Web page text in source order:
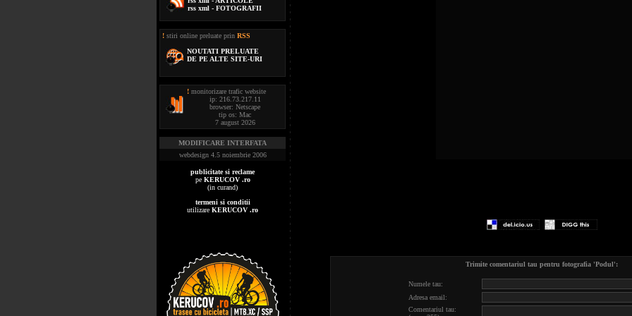
rss xml - FOTOGRAFII
! stiri online preluate prin RSS
NOUTATI PRELUATE
DE PE ALTE SITE-URI
! monitorizare trafic website
ip: 216.73.217.11
browser: Netscape
tip os: Mac
7 august 2026
MODIFICARE INTERFATA
webdesign 4.5 noiembrie 2006
publicitate si reclame
pe KERUCOV .ro
(in curand)
termeni si conditii
utilizare KERUCOV .ro
Trimite comentariul tau pentru fotografia 'Podul':
Numele tau:
Adresa email:
Comentariul tau: